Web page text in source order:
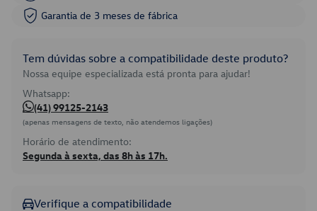
Garantia de 3 meses de fábrica
Tem dúvidas sobre a compatibilidade deste produto?
Nossa equipe especializada está pronta para ajudar!
Whatsapp:
(41) 99125-2143
(apenas mensagens de texto, não atendemos ligações)
Horário de atendimento:
Segunda à sexta, das 8h às 17h.
Verifique a compatibilidade